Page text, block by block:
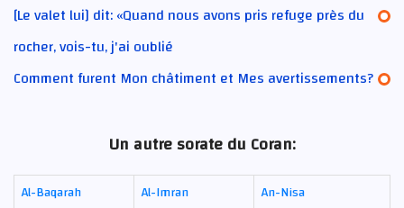
[Le valet lui] dit: «Quand nous avons pris refuge près du
rocher, vois-tu, j'ai oublié
Comment furent Mon châtiment et Mes avertissements?
Un autre sorate du Coran:
Al-Baqarah Al-Imran
An-Nisa